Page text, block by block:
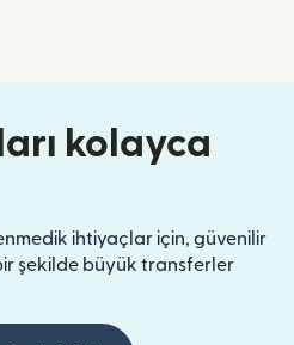
kolayca
ihtiyaçlar için, güvenilir
şekilde büyük transferler